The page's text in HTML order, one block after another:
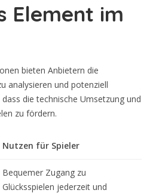
Element im
bieten Anbietern die
analysieren und potenziell
die technische Umsetzung und
zu fördern.
Nutzen für Spieler
Bequemer Zugang zu
Glücksspielen jederzeit und